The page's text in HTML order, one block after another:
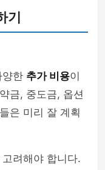
기
한 추가 비용이
금, 중도금, 옵션
은 미리 잘 계획
려해야 합니다.